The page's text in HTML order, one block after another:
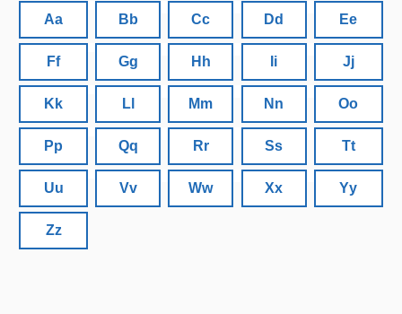
Aa Bb Cc Dd Ee
Ff Gg Hh Ii Jj
Kk Ll Mm Nn Oo
Pp Qq Rr Ss Tt
Uu Vv Ww Xx Yy
Zz